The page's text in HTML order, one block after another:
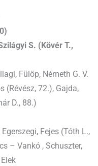
S. (Kövér T.,
Fülöp, Németh G. V.
(Révész, 72.), Gajda,
D., 88.)
Fejes (Tóth L.,
– Vankó , Schuszter,